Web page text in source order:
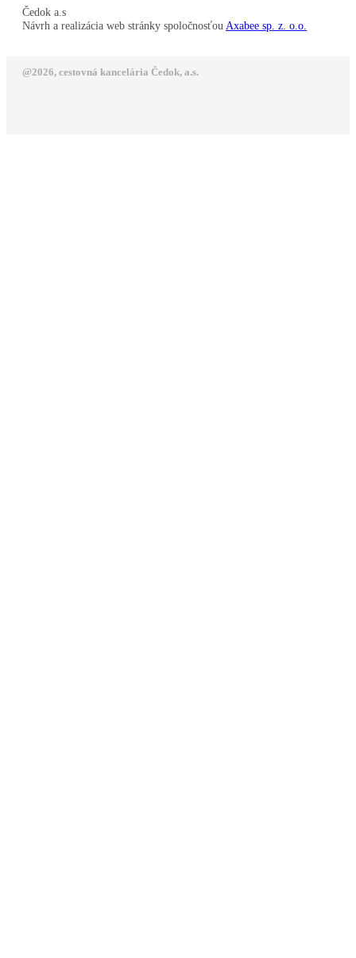
Čedok a.s
Návrh a realizácia web stránky spoločnosťou Axabee sp. z. o.o.
@2026, cestovná kancelária Čedok, a.s.